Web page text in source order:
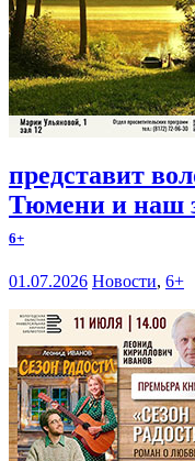
представит
Тюмени и наш
6+
01.07.2026 Новости, 6+